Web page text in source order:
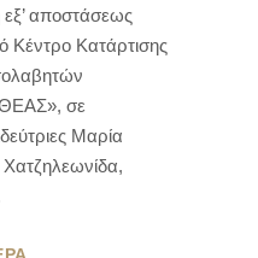
αποστάσεως
Κέντρο Κατάρτισης
σε
Μαρία